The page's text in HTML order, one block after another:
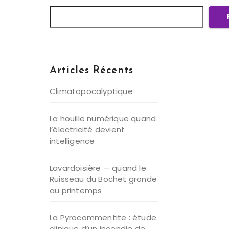
Articles Récents
Climatopocalyptique
La houille numérique quand
l’électricité devient
intelligence
Lavardoisière — quand le
Ruisseau du Bochet gronde
au printemps
La Pyrocommentite : étude